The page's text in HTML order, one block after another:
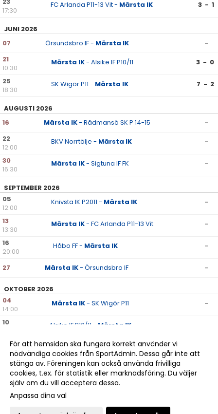
17:30
FC Arlanda P11-13 Vit - Märsta IK 3 - 1
JUNI 2026
07
Örsundsbro IF - Märsta IK
-
21
10:30
Märsta IK- Alsike IF P10/11 3 - 0
25
18:30
SK Wigör P11 - Märsta IK 7 - 2
AUGUSTI 2026
16
Märsta IK- Rådmansö SK P 14-15
-
22
12:00
BKV Norrtälje - Märsta IK -
30
16:30
Märsta IK- Sigtuna IF FK -
SEPTEMBER 2026
05
12:00
Knivsta IK P2011 - Märsta IK -
13
13:30
Märsta IK- FC Arlanda P11-13 Vit -
16
20:00
Håbo FF - Märsta IK -
27 Märsta IK- Örsundsbro IF -
OKTOBER 2026
04
14:00
Märsta IK- SK Wigör P11 -
10
Alsike IF P10/11 - Märsta IK
För att hemsidan ska fungera korrekt använder vi
nödvändiga cookies från SportAdmin. Dessa går inte att
stänga av. Föreningen kan också använda frivilliga
cookies, t.ex. för statistik eller marknadsföring. Du väljer
själv om du vill acceptera dessa.
Anpassa dina val